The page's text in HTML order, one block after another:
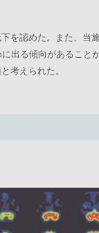
を認めた。また、当
出る傾向があること
考えられた。